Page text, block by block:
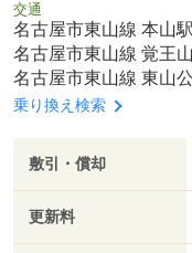
交通
名古屋市東山線 本山
名古屋市東山線 覚王
名古屋市東山線 東山
乗り換え検索
敷引・償却
更新料